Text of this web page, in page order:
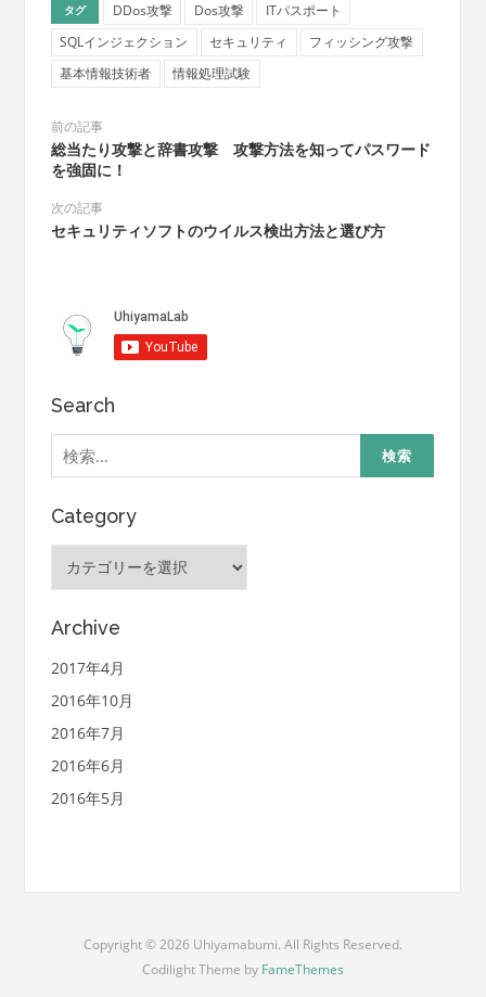
タグ DDos攻撃 Dos攻撃
ITパスポート
SQLインジェクション
セキュリティ
フィッシング攻撃
基本情報技術者
情報処理試験
前の記事
総当たり攻撃と辞書攻撃 攻撃方法を知ってパスワード
を強固に！
次の記事
セキュリティソフトのウイルス検出方法と選び方
Search
検
索:
Category
Category
Archive
2017年4月
2016年10月
2016年7月
2016年6月
2016年5月
Copyright © 2026 Uhiyamabumi. All Rights Reserved.
Codilight Theme by FameThemes